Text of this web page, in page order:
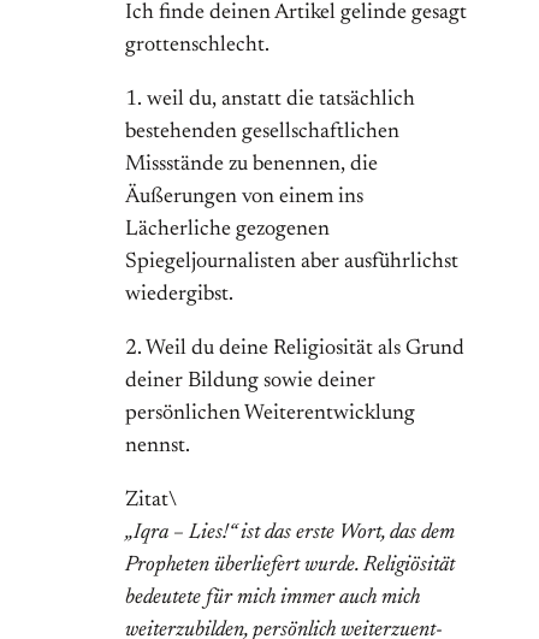
Ich finde deinen Artikel gelinde gesagt
grottenschlecht.
1. weil du, anstatt die tatsächlich
bestehenden gesellschaftlichen
Missstände zu benennen, die
Äußerungen von einem ins
Lächerliche gezogenen
Spiegeljournalisten aber ausführlichst
wiedergibst.
2. Weil du deine Religiosität als Grund
deiner Bildung sowie deiner
persönlichen Weiterentwicklung
nennst.
Zitat\
„Iqra – Lies!“ ist das erste Wort, das dem
Propheten überliefert wurde. Religiösität
bedeutete für mich immer auch mich
weiterzubilden, persönlich weiter­zu­ent­